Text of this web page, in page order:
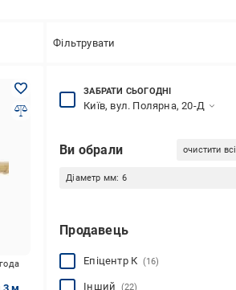
Фільтрувати
ЗАБРАТИ СЬОГОДНІ
Київ, вул. Полярна, 20-Д
Ви обрали очистити всі
Діаметр мм: 6
Продавець
Епіцентр К (16)
Інший (22)